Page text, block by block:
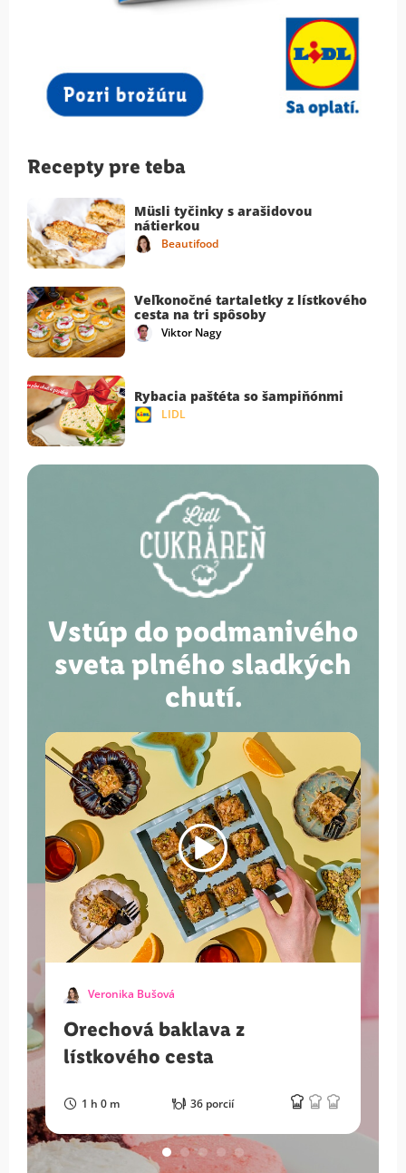
Recepty pre teba
Müsli tyčinky s arašidovou
nátierkou
Beautifood
Veľkonočné tartaletky z lístkového
cesta na tri spôsoby
Viktor Nagy
Rybacia paštéta so šampiňónmi
LIDL
Vstúp do podmanivého
sveta plného sladkých
chutí.
Veronika Bušová
Orechová baklava z
lístkového cesta
1 h 0 m 36 porcií